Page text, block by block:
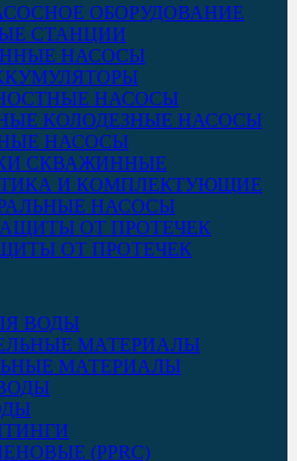
ОБОРУДОВАНИЕ
СТАНЦИИ
НАСОСЫ
НАСОСЫ
КОЛОДЕЗНЫЕ НАСОСЫ
НАСОСЫ
СКВАЖИННЫЕ
И КОМПЛЕКТУЮЩИЕ
НАСОСЫ
ОТ ПРОТЕЧЕК
ВОДЫ
МАТЕРИАЛЫ